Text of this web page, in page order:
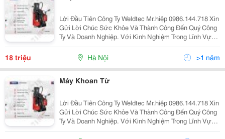
Lời Đầu Tiên Công Ty Weldtec Mr.hiệp 0986.144.718 Xin
Gửi Lời Chúc Sức Khỏe Và Thành Công Đến Quý Công
Ty Và Doanh Nghiệp. Với Kinh Nghiệm Trong Lĩnh Vực
Cung Cấp Thiết Bị Và Vật Liệu Hàn, Cắt Weldtec Tự Hào
Là Doanh Nghiệp Lớn Và Uy Tín Hàng Đầu Việ
18 triệu Hà Nội >1 năm
Máy Khoan Từ
Lời Đầu Tiên Công Ty Weldtec Mr.hiệp 0986.144.718 Xin
Gửi Lời Chúc Sức Khỏe Và Thành Công Đến Quý Công
Ty Và Doanh Nghiệp. Với Kinh Nghiệm Trong Lĩnh Vực
Cung Cấp Thiết Bị Và Vật Liệu Hàn, Cắt Weldtec Tự Hào